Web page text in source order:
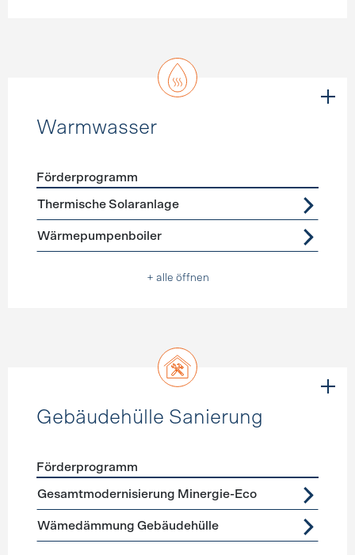
Warmwasser
Förderprogramme Warmwasser
Förderprogramm
Thermische Solaranlage
Wärmepumpenboiler
+ alle öffnen
Gebäudehülle Sanierung
Förderprogramme Gebäudehülle Sanierung
Förderprogramm
Gesamtmodernisierung Minergie-Eco
Wämedämmung Gebäudehülle